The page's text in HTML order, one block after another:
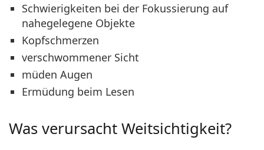
Schwierigkeiten bei der Fokussierung auf
nahegelegene Objekte
Kopfschmerzen
verschwommener Sicht
müden Augen
Ermüdung beim Lesen
Was verursacht Weitsichtigkeit?